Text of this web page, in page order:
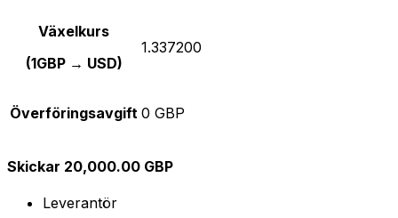
Växelkurs
(1GBP → USD)
1.337200
Överföringsavgift 0 GBP
Skickar 20,000.00 GBP
Leverantör